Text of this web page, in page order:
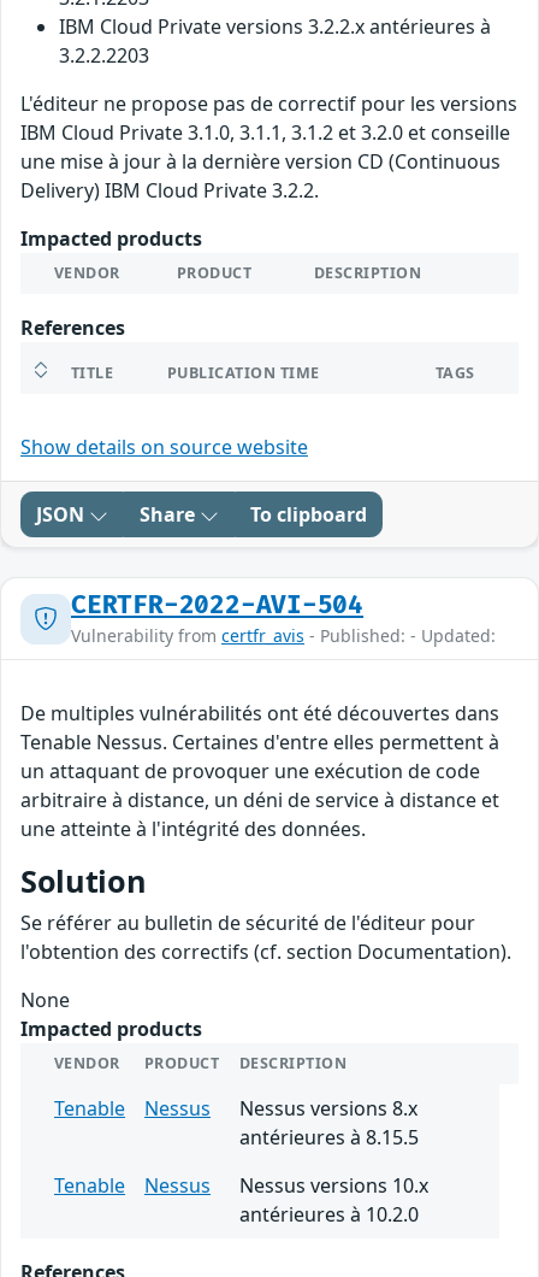
IBM Cloud Private versions 3.2.2.x antérieures à
3.2.2.2203
L'éditeur ne propose pas de correctif pour les versions
IBM Cloud Private 3.1.0, 3.1.1, 3.1.2 et 3.2.0 et conseille
une mise à jour à la dernière version CD (Continuous
Delivery) IBM Cloud Private 3.2.2.
Impacted products
VENDOR PRODUCT DESCRIPTION
References
TITLE PUBLICATION TIME TAGS
Show details on source website
JSON Share To clipboard
CERTFR-2022-AVI-504
Vulnerability from certfr_avis - Published: - Updated:
De multiples vulnérabilités ont été découvertes dans
Tenable Nessus. Certaines d'entre elles permettent à
un attaquant de provoquer une exécution de code
arbitraire à distance, un déni de service à distance et
une atteinte à l'intégrité des données.
Solution
Se référer au bulletin de sécurité de l'éditeur pour
l'obtention des correctifs (cf. section Documentation).
None
Impacted products
VENDOR PRODUCT DESCRIPTION
Tenable Nessus
Nessus versions 8.x
antérieures à 8.15.5
Tenable
Nessus
Nessus versions 10.x
antérieures à 10.2.0